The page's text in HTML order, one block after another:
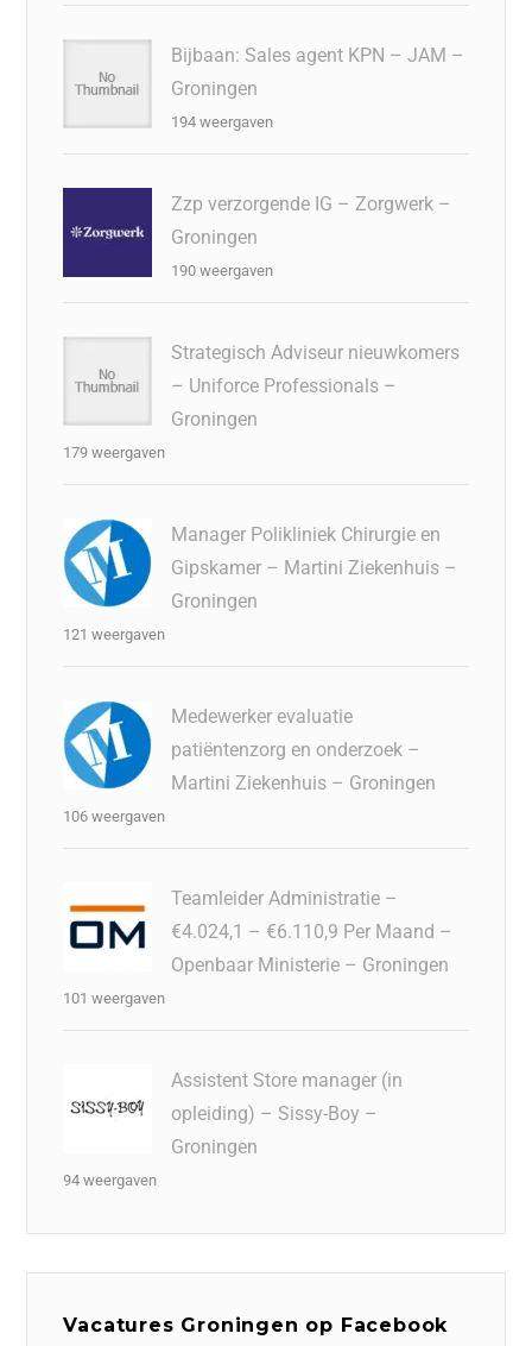
Bijbaan: Sales agent KPN – JAM –
Groningen
194 weergaven
Zzp verzorgende IG – Zorgwerk –
Groningen
190 weergaven
Strategisch Adviseur nieuwkomers
– Uniforce Professionals –
Groningen
179 weergaven
Manager Polikliniek Chirurgie en
Gipskamer – Martini Ziekenhuis –
Groningen
121 weergaven
Medewerker evaluatie
patiëntenzorg en onderzoek –
Martini Ziekenhuis – Groningen
106 weergaven
Teamleider Administratie –
€4.024,1 – €6.110,9 Per Maand –
Openbaar Ministerie – Groningen
101 weergaven
Assistent Store manager (in
opleiding) – Sissy-Boy –
Groningen
94 weergaven
Vacatures Groningen op Facebook